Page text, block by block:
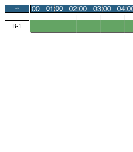
GATE
B-1